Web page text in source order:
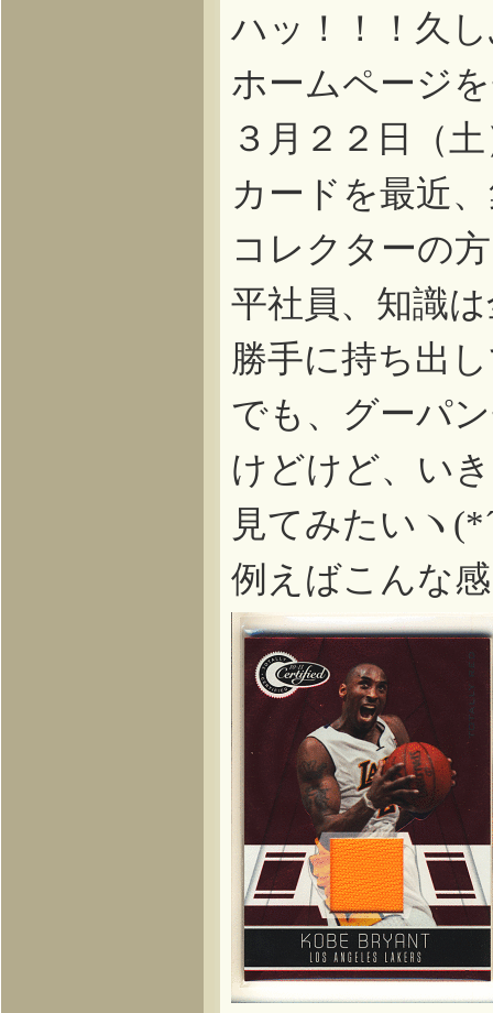
ハッ！！！久
ホームページ
３月２２日（
カードを最近
コレクターの
平社員、知識
勝手に持ち出
でも、グーパ
けどけど、い
見てみたいヽ
例えばこんな